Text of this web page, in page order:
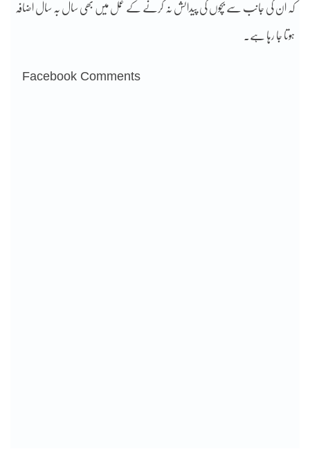
کہ ان کی جانب سے بچوں کی پیدائش نہ کرنے کے عمل میں بھی سال بہ سال اضافہ
ہوتا جا رہا ہے۔
Facebook Comments